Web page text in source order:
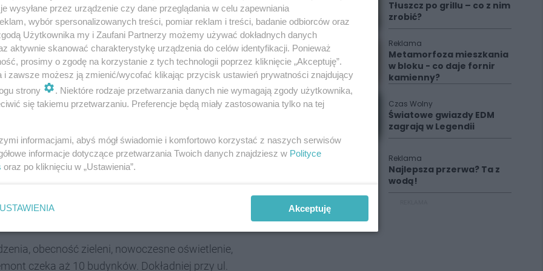
Obszaru Strategicznej Interwencji, na
finansowe. To umożliwi
rewitalizacji ulicy Mickiewicza i jej
mieszkalnych - mówi
obecność zieleni, nowoczesne oświetlenie,
czeka aż 10 budynków. Dokładniej przy ul.
Tłuszcz po grillu – co z nim
zrobić?
Reklama
Metamorfoza mieszkania
w bloku - co daje fornir
kamienny?
Czas Wolny
Światowe gwiazdy EDM
zagrają w Legendii
Reklama
Najlepsza przerwa? Ta z
wodą!
wysyłane przez urządzenie czy dane przeglądania w celu zapewniania
wybór spersonalizowanych treści, pomiar reklam i treści, badanie odbiorców oraz
Użytkownika my i Zaufani Partnerzy możemy używać dokładnych danych
aktywnie skanować charakterystykę urządzenia do celów identyfikacji. Ponieważ
prosimy o zgodę na korzystanie z tych technologii poprzez kliknięcie „Akceptuję”.
i zawsze możesz ją zmienić/wycofać klikając przycisk ustawień prywatności znajdujący
strony
. Niektóre rodzaje przetwarzania danych nie wymagają zgody użytkownika,
się takiemu przetwarzaniu. Preferencje będą miały zastosowania tylko na tej
informacjami, abyś mógł świadomie i komfortowo korzystać z naszych serwisów
informacje dotyczące przetwarzania Twoich danych znajdziesz w Polityce
oraz po kliknięciu w „Ustawienia”.
USTAWIENIA Akceptuję